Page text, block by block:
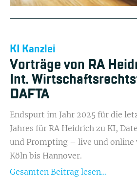
KI Kanzlei
Vorträge von RA
Int.
DAFTA
Endspurt im Jahr 2025 für die
Jahres für RA Heidrich zu KI,
und Prompting – live und online
Köln bis Hannover.
Gesamten Beitrag lesen...